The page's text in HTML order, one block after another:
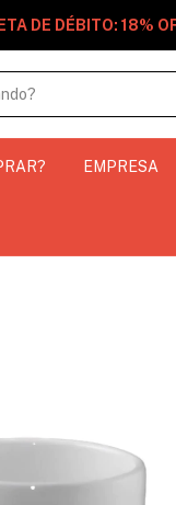
DE DÉBITO: 18%
EMPRESA